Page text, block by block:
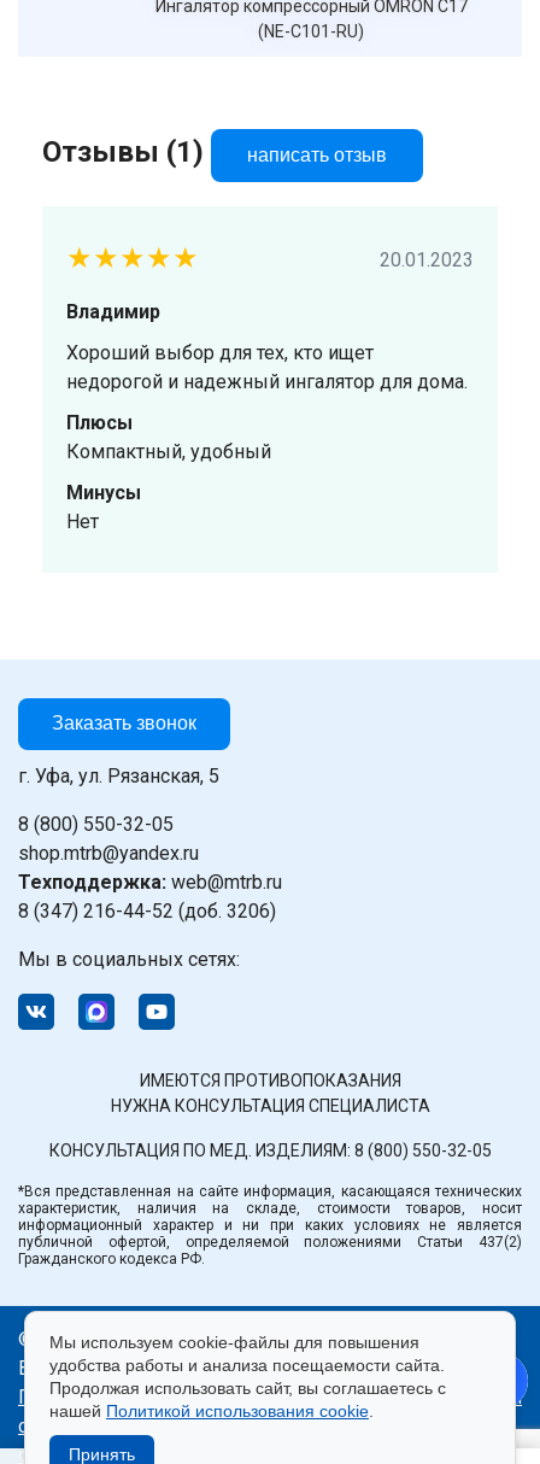
Ингалятор компрессорный OMRON С17
(NE-C101-RU)
Отзывы (1) написать отзыв
★★★★★ 20.01.2023
Владимир
Хороший выбор для тех, кто ищет
недорогой и надежный ингалятор для дома.
Плюсы
Компактный, удобный
Минусы
Нет
Заказать звонок
г. Уфа, ул. Рязанская, 5
8 (800) 550-32-05
shop.mtrb@yandex.ru
Техподдержка: web@mtrb.ru
8 (347) 216-44-52 (доб. 3206)
Мы в социальных сетях:
ИМЕЮТСЯ ПРОТИВОПОКАЗАНИЯ
НУЖНА КОНСУЛЬТАЦИЯ СПЕЦИАЛИСТА
КОНСУЛЬТАЦИЯ ПО МЕД. ИЗДЕЛИЯМ: 8 (800) 550-32-05
*Вся представленная на сайте информация, касающаяся технических
характеристик, наличия на складе, стоимости товаров, носит
информационный характер и ни при каких условиях не является
публичной офертой, определяемой положениями Статьи 437(2)
Гражданского кодекса РФ.
© ООО «Медтехника» РБ.
Все права защищены 2026.
Политика конфиденциальности| Правила пользования
сайтом
Использование cookie|Согласие на
обработку персональных данных
Мы используем cookie-файлы для повышения
удобства работы и анализа посещаемости сайта.
Продолжая использовать сайт, вы соглашаетесь с
нашей Политикой использования cookie
Принять